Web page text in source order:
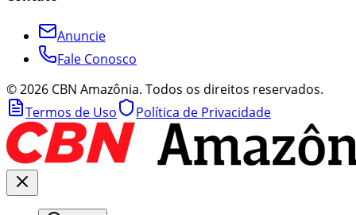
Anuncie
Fale Conosco
©2026 CBN Amazônia. Todos os direitos reservados.
Termos de Uso
Política de Privacidade